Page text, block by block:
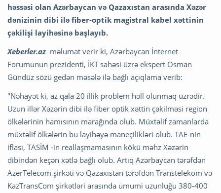
həssəsi olan Azərbaycan və Qazaxıstan arasında Xəzər
dənizinin dibi ilə fiber-optik magistral kabel xəttinin
çəkilişi layihəsinə başlayıb.
Xeberler.az məlumat verir ki, Azərbaycan İnternet
Forumunun prezidenti, İKT sahəsi üzrə ekspert Osman
Gündüz sözü gedən məsələ ilə bağlı açıqlama verib:
"Nəhayət ki, az qala 20 illik problem həll olunmaq üzrədir.
Uzun illər Xəzərin dibi ilə fiber optik xəttin çəkilməsi region
ölkələrinin hamısının marağında olub. Müxtəlif zamanlarda
müxtəlif ölkələrin bu layihəyə maneçilikləri olub. TAE-nin
iflası, TASİM -in reallaşmamasının kökü məhz Xəzərin
dibindən keçən xətlə bağlı olub. Artıq Azərbaycan tərəfdən
AzerTelecom şirkəti və Qazaxıstan tərəfdən Transtelekom və
KazTransCom şirkətləri arasında ümumi uzunluğu 380-400